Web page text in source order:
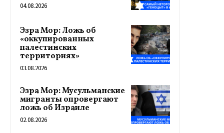
04.08.2026
Эзра Мор: Ложь об
«оккупированных
палестинских
территориях»
03.08.2026
Эзра Мор: Мусульманские
мигранты опровергают
ложь об Израиле
02.08.2026